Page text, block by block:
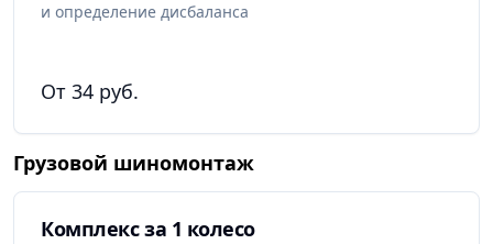
и определение дисбаланса
От 34 руб.
Грузовой шиномонтаж
Комплекс за 1 колесо